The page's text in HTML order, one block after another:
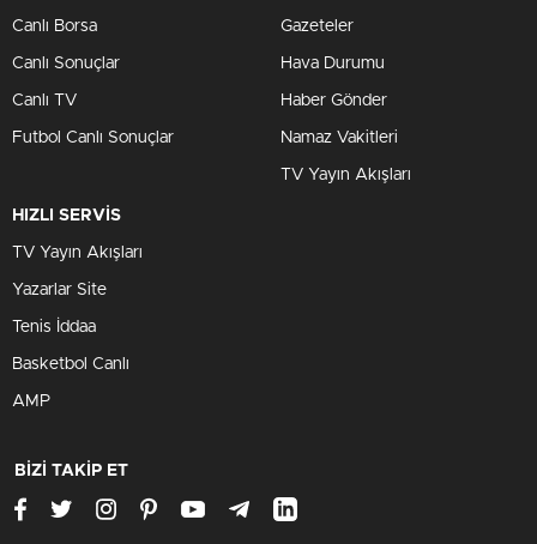
Canlı Borsa
Canlı Sonuçlar
Canlı TV
Futbol Canlı Sonuçlar
Gazeteler
Hava Durumu
Haber Gönder
Namaz Vakitleri
TV Yayın Akışları
HIZLI SERVİS
TV Yayın Akışları
Yazarlar Site
Tenis İddaa
Basketbol Canlı
AMP
BİZİ TAKİP ET